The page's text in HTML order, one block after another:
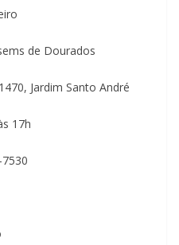
de Dourados
Jardim Santo André
17h